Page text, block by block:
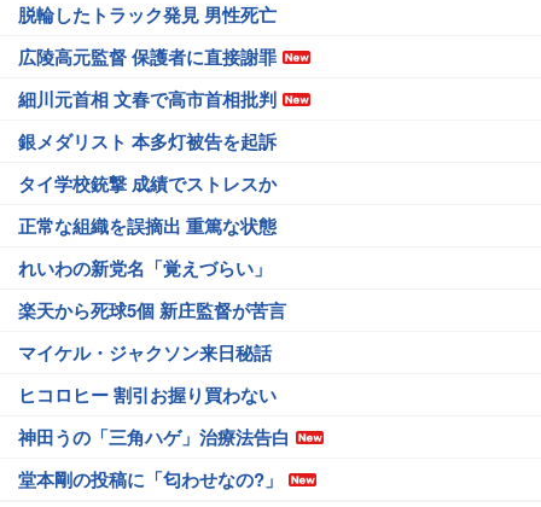
脱輪したトラック発見 男性死亡
広陵高元監督 保護者に直接謝罪
細川元首相 文春で高市首相批判
銀メダリスト 本多灯被告を起訴
タイ学校銃撃 成績でストレスか
正常な組織を誤摘出 重篤な状態
れいわの新党名「覚えづらい」
楽天から死球5個 新庄監督が苦言
マイケル・ジャクソン来日秘話
ヒコロヒー 割引お握り買わない
神田うの「三角ハゲ」治療法告白
堂本剛の投稿に「匂わせなの?」